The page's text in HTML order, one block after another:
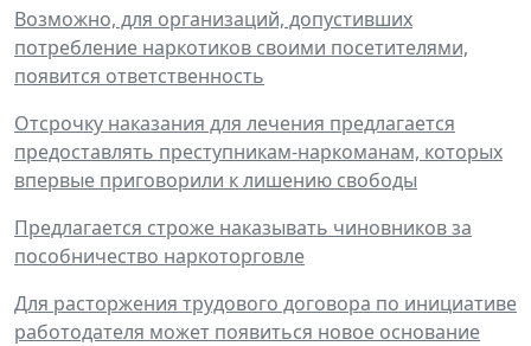
Возможно, для организаций, допустивших
потребление наркотиков своими посетителями,
появится ответственность
Отсрочку наказания для лечения предлагается
предоставлять преступникам-наркоманам, которых
впервые приговорили к лишению свободы
Предлагается строже наказывать чиновников за
пособничество наркоторговле
Для расторжения трудового договора по инициативе
работодателя может появиться новое основание